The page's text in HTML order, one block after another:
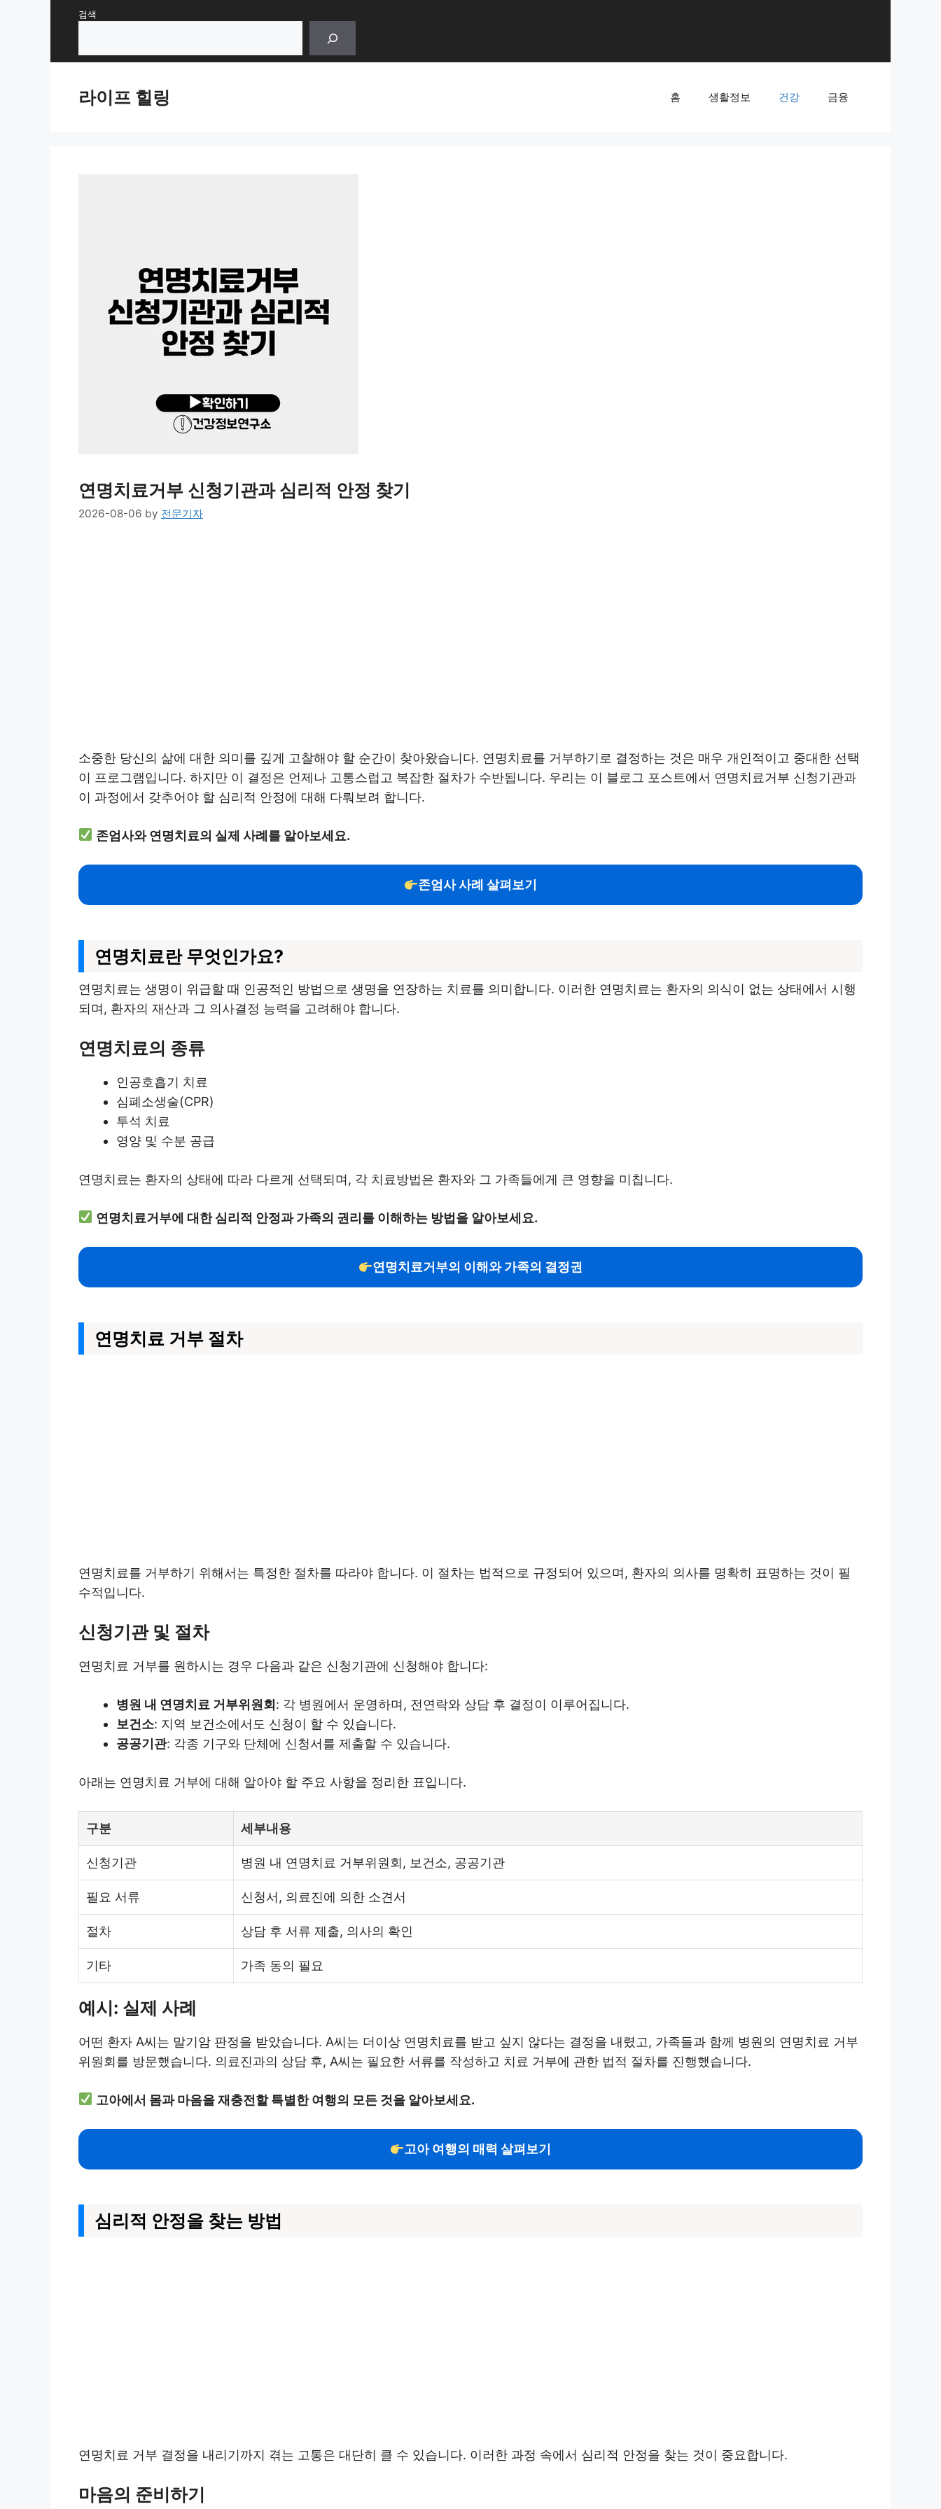
검색
라이프 힐링 홈 생활정보 건강 금융
연명치료거부 신청기관과 심리적 안정 찾기
2026-08-06 by 전문기자
소중한 당신의 삶에 대한 의미를 깊게 고찰해야 할 순간이 찾아왔습니다. 연명치료를 거부하기로 결정하는 것은 매우 개인적이고 중대한 선택
이 프로그램입니다. 하지만 이 결정은 언제나 고통스럽고 복잡한 절차가 수반됩니다. 우리는 이 블로그 포스트에서 연명치료거부 신청기관과
이 과정에서 갖추어야 할 심리적 안정에 대해 다뤄보려 합니다.
존엄사와 연명치료의 실제 사례를 알아보세요.
존엄사 사례 살펴보기
연명치료란 무엇인가요?
연명치료는 생명이 위급할 때 인공적인 방법으로 생명을 연장하는 치료를 의미합니다. 이러한 연명치료는 환자의 의식이 없는 상태에서 시행
되며, 환자의 재산과 그 의사결정 능력을 고려해야 합니다.
연명치료의 종류
인공호흡기 치료
심폐소생술(CPR)
투석 치료
영양 및 수분 공급
연명치료는 환자의 상태에 따라 다르게 선택되며, 각 치료방법은 환자와 그 가족들에게 큰 영향을 미칩니다.
연명치료거부에 대한 심리적 안정과 가족의 권리를 이해하는 방법을 알아보세요.
연명치료거부의 이해와 가족의 결정권
연명치료 거부 절차
연명치료를 거부하기 위해서는 특정한 절차를 따라야 합니다. 이 절차는 법적으로 규정되어 있으며, 환자의 의사를 명확히 표명하는 것이 필
수적입니다.
신청기관 및 절차
연명치료 거부를 원하시는 경우 다음과 같은 신청기관에 신청해야 합니다:
병원 내 연명치료 거부위원회: 각 병원에서 운영하며, 전연락와 상담 후 결정이 이루어집니다.
보건소: 지역 보건소에서도 신청이 할 수 있습니다.
공공기관: 각종 기구와 단체에 신청서를 제출할 수 있습니다.
아래는 연명치료 거부에 대해 알아야 할 주요 사항을 정리한 표입니다.
구분 세부내용
신청기관 병원 내 연명치료 거부위원회, 보건소, 공공기관
필요 서류 신청서, 의료진에 의한 소견서
절차 상담 후 서류 제출, 의사의 확인
기타 가족 동의 필요
예시: 실제 사례
어떤 환자 A씨는 말기암 판정을 받았습니다. A씨는 더이상 연명치료를 받고 싶지 않다는 결정을 내렸고, 가족들과 함께 병원의 연명치료 거부
위원회를 방문했습니다. 의료진과의 상담 후, A씨는 필요한 서류를 작성하고 치료 거부에 관한 법적 절차를 진행했습니다.
고아에서 몸과 마음을 재충전할 특별한 여행의 모든 것을 알아보세요.
고아 여행의 매력 살펴보기
심리적 안정을 찾는 방법
연명치료 거부 결정을 내리기까지 겪는 고통은 대단히 클 수 있습니다. 이러한 과정 속에서 심리적 안정을 찾는 것이 중요합니다.
마음의 준비하기